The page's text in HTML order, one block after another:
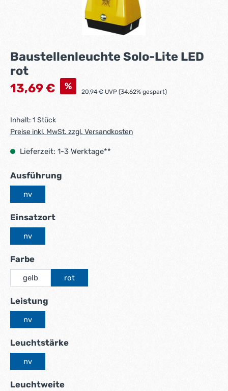
Baustellenleuchte Solo-Lite LED
rot
Verkaufspreis:
13,69 € % Regulärer Preis:
20,94 € UVP (34.62% gespart)
Inhalt: 1 Stück
Preise inkl. MwSt. zzgl. Versandkosten
Lieferzeit: 1-3 Werktage**
Ausführung
nv
Einsatzortauswählen
nv
Farbeauswählen
gelb rot
Leistung
nv
Leuchtstärkeauswählen
nv
Leuchtweiteauswählen